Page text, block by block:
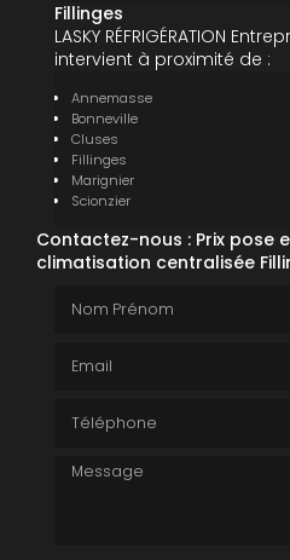
Fillinges
LASKY RÉFRIGÉRATION
intervient à proximité de :
Annemasse
Bonneville
Cluses
Fillinges
Marignier
Scionzier
Contactez-nous : Prix pose
climatisation centralisée
Message